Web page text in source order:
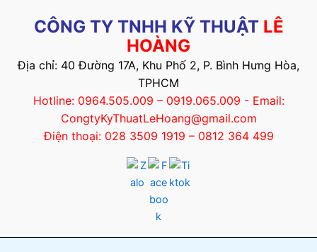
CÔNG TY TNHH KỸ THUẬT LÊ
HOÀNG
Địa chỉ: 40 Đường 17A, Khu Phố 2, P. Bình Hưng Hòa,
TPHCM
Hotline: 0964.505.009 – 0919.065.009 - Email:
CongtyKyThuatLeHoang@gmail.com
Điện thoại: 028 3509 1919 – 0812 364 499